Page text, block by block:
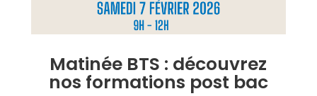
Matinée BTS : découvrez
nos formations post bac